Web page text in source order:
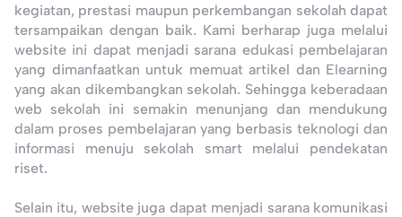
kegiatan, prestasi maupun perkembangan sekolah dapat
tersampaikan dengan baik. Kami berharap juga melalui
website ini dapat menjadi sarana edukasi pembelajaran
yang dimanfaatkan untuk memuat artikel dan Elearning
yang akan dikembangkan sekolah. Sehingga keberadaan
web sekolah ini semakin menunjang dan mendukung
dalam proses pembelajaran yang berbasis teknologi dan
informasi menuju sekolah smart melalui pendekatan
riset.
Selain itu, website juga dapat menjadi sarana komunikasi